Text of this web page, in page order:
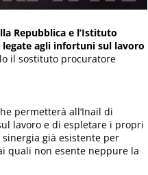
Repubblica e l’Istituto
agli infortuni sul lavoro
il sostituto procuratore
permetterà all’Inail di
lavoro e di espletare i propri
già esistente per
quali non esente neppure la